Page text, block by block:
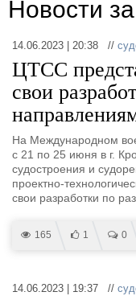
Новости
14.06.2023 | 20:38 //
ЦТСС
свои
На Международном
с 21 по 25 июня в г.
судостроения и
проектно-
свои разработки по
165 1 0
14.06.2023 | 19:37 //